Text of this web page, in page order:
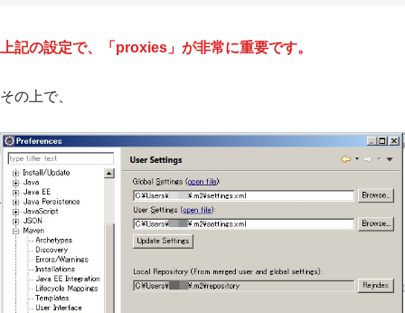
上記の設定で、「proxies」が非常に重要です。
その上で、